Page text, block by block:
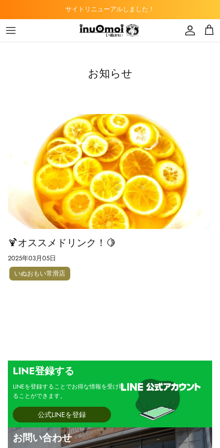
to
content
サイトリニューアルしました！
トリミングサロン
知多半島DAO事業
ドッグフード
爬虫類用フード
子猫
お知らせ
🍹オススメドリンク！🍋
2025年03月05日
いぬおもい常滑店
LINE登録する
LINEを登録することでお得な情報を受け取
ることができます。
公式LINEを登録
お問い合わせ